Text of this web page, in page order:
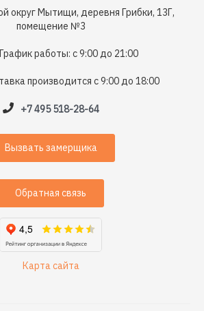
округ Мытищи, деревня Грибки, 13Г,
помещение №3
График работы: с 9:00 до 21:00
производится с 9:00 до 18:00
+7 495 518-28-64
Вызвать замерщика
Обратная связь
Карта сайта